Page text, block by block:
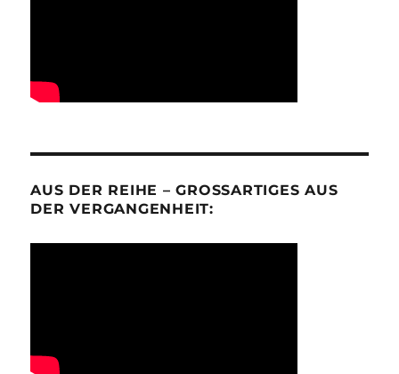
AUS DER REIHE – GROSSARTIGES AUS D
ER VERGANGENHEIT: